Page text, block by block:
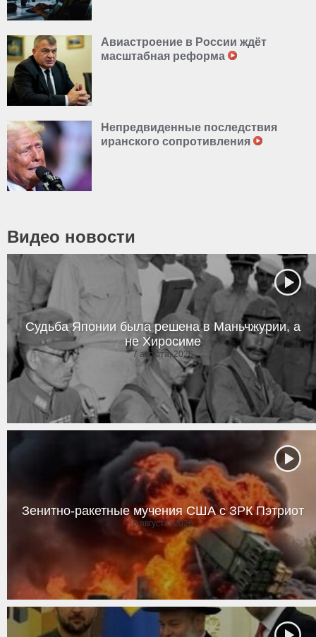
Авиастроение в России ждёт
масштабная реформа
Непредвиденные последствия
иранского сопротивления
Видео новости
Судьба Японии была решена в Маньчжурии, а
не Хиросиме
7 августа, 2026
Зенитно-ракетные мучения США с ЗРК Пэтриот
6 августа, 2026